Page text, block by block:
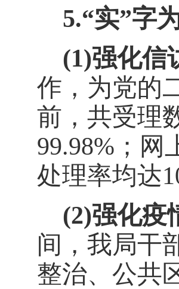
5.“实”字
(1)强化信
作，为党的
前，共受理
99.98% ；
处理率均达
(2)强化疫
间，我局干
整治、公共